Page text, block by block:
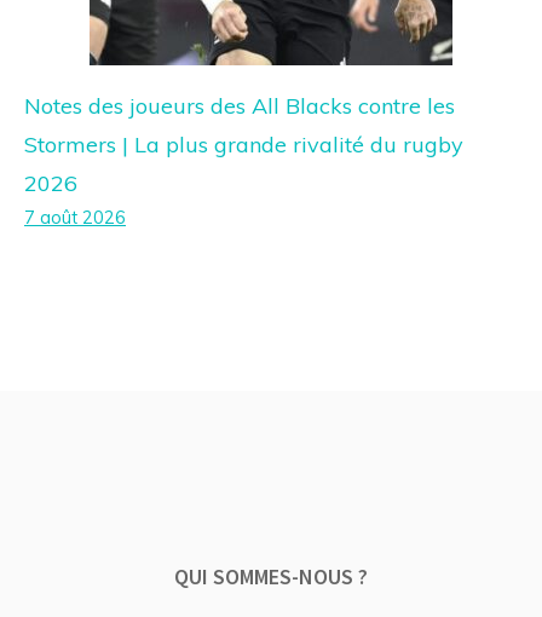
Notes des joueurs des All Blacks contre les
Stormers | La plus grande rivalité du rugby
2026
7 août 2026
QUI SOMMES-NOUS ?